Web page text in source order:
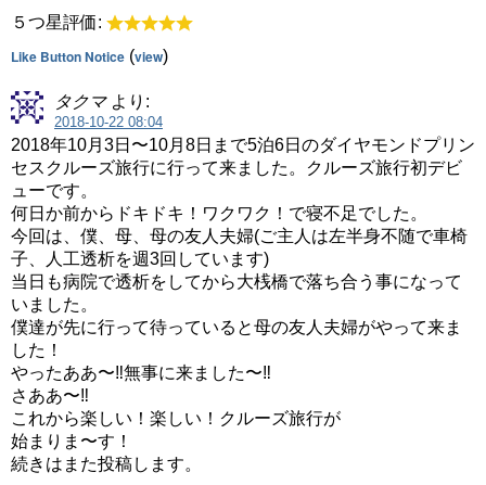
５つ星評価:
Like Button Notice (view)
タクマ より:
2018-10-22 08:04
2018年10月3日〜10月8日まで5泊6日のダイヤモンドプリン
セスクルーズ旅行に行って来ました。クルーズ旅行初デビ
ューです。
何日か前からドキドキ！ワクワク！で寝不足でした。
今回は、僕、母、母の友人夫婦(ご主人は左半身不随で車椅
子、人工透析を週3回しています)
当日も病院で透析をしてから大桟橋で落ち合う事になって
いました。
僕達が先に行って待っていると母の友人夫婦がやって来ま
した！
やったああ〜‼︎無事に来ました〜‼︎
さああ〜‼︎
これから楽しい！楽しい！クルーズ旅行が
始まりま〜す！
続きはまた投稿します。